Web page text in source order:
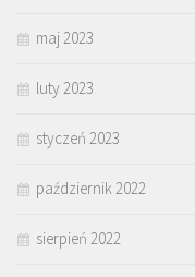
maj 2023
luty 2023
styczeń 2023
październik 2022
sierpień 2022